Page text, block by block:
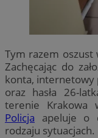
Tym razem oszust
Zachęcając do
konta, internetowy
oraz hasła 26-
terenie Krakowa
Policja apeluje o
rodzaju sytuacjach.